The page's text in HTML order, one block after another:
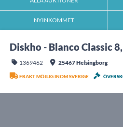
NYINKOMMET
Diskho - Blanco Classic
1369462 25467 Helsingborg
FRAKT MÖJLIG INOM SVERIGE